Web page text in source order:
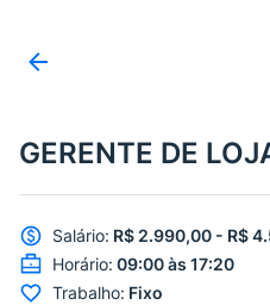
GERENTE DE
Salário: R$ 2.990,00 - R$
Horário: 09:00 às 17:20
Trabalho: Fixo